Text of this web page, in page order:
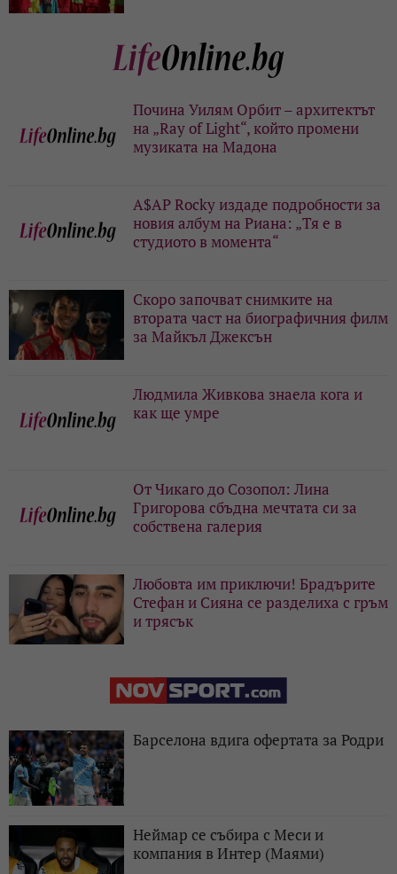
Почина Уилям Орбит – архитектът
на „Ray of Light“, който промени
музиката на Мадона
A$AP Rocky издаде подробности за
новия албум на Риана: „Тя е в
студиото в момента“
Скоро започват снимките на
втората част на биографичния филм
за Майкъл Джексън
Людмила Живкова знаела кога и
как ще умре
От Чикаго до Созопол: Лина
Григорова сбъдна мечтата си за
собствена галерия
Любовта им приключи! Брадърите
Стефан и Сияна се разделиха с гръм
и трясък
Барселона вдига офертата за Родри
Неймар се събира с Меси и
компания в Интер (Маями)